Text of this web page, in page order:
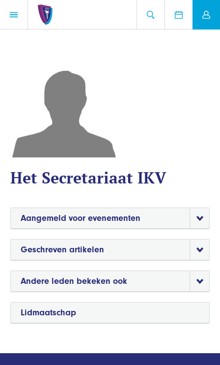
Lidmaatschap
Het Secretariaat IKV
Aangemeld voor evenementen
Geschreven artikelen
Andere leden bekeken ook